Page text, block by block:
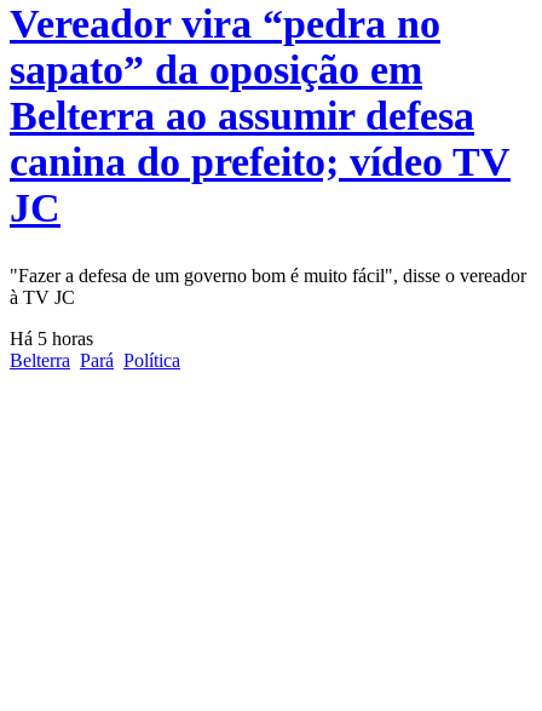
Vereador vira “pedra no
sapato” da oposição em
Belterra ao assumir defesa
canina do prefeito; vídeo TV
JC
"Fazer a defesa de um governo bom é muito fácil", disse o vereador
à TV JC
Há 5 horas
Belterra Pará Política